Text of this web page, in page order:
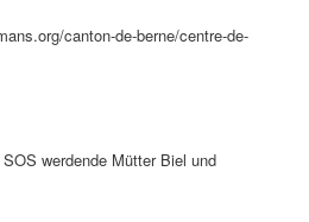
canton-de-berne/centre-de-
werdende Mütter Biel und